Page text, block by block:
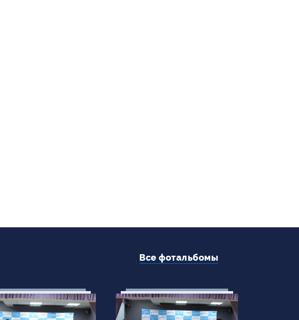
Все фотальбомы